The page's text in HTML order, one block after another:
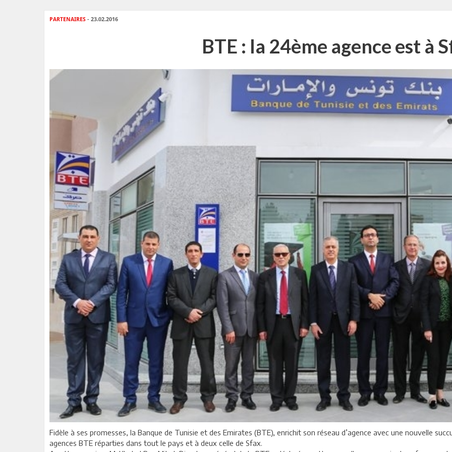
PARTENAIRES - 23.02.2016
BTE : la 24ème agence est à
Fidèle à ses promesses, la Banque de Tunisie et des Emirates (BTE), enrichit son réseau d’agence avec une nouvelle
agences BTE réparties dans tout le pays et à deux celle de Sfax.